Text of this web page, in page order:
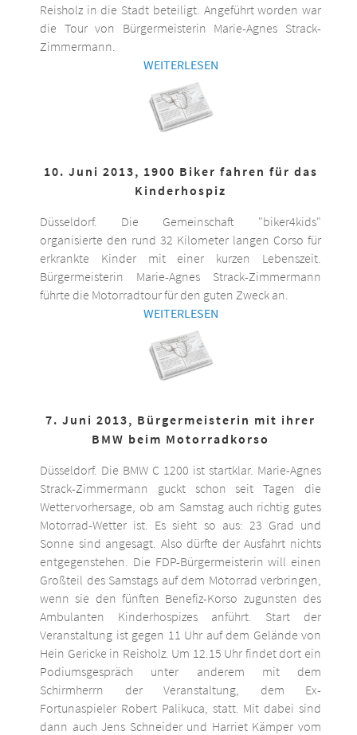
Reisholz in die Stadt beteiligt. Angeführt worden war
die Tour von Bürgermeisterin Marie-Agnes Strack-
Zimmermann.
WEITERLESEN
10. Juni 2013, 1900 Biker fahren für das
Kinderhospiz
Düsseldorf. Die Gemeinschaft "biker4kids"
organisierte den rund 32 Kilometer langen Corso für
erkrankte Kinder mit einer kurzen Lebenszeit.
Bürgermeisterin Marie-Agnes Strack-Zimmermann
führte die Motorradtour für den guten Zweck an.
WEITERLESEN
7. Juni 2013, Bürgermeisterin mit ihrer
BMW beim Motorradkorso
Düsseldorf. Die BMW C 1200 ist startklar. Marie-Agnes
Strack-Zimmermann guckt schon seit Tagen die
Wettervorhersage, ob am Samstag auch richtig gutes
Motorrad-Wetter ist. Es sieht so aus: 23 Grad und
Sonne sind angesagt. Also dürfte der Ausfahrt nichts
entgegenstehen. Die FDP-Bürgermeisterin will einen
Großteil des Samstags auf dem Motorrad verbringen,
wenn sie den fünften Benefiz-Korso zugunsten des
Ambulanten Kinderhospizes anführt. Start der
Veranstaltung ist gegen 11 Uhr auf dem Gelände von
Hein Gericke in Reisholz. Um 12.15 Uhr findet dort ein
Podiumsgespräch unter anderem mit dem
Schirmherrn der Veranstaltung, dem Ex-
Fortunaspieler Robert Palikuca, statt. Mit dabei sind
dann auch Jens Schneider und Harriet Kämper vom